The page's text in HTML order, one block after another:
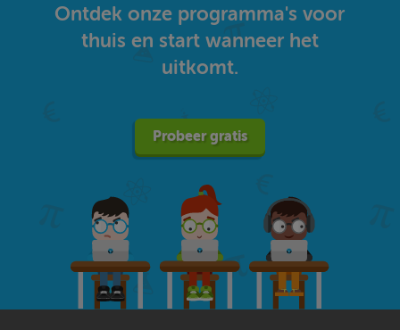
Ontdek onze programma's voor
thuis en start wanneer het
uitkomt.
Probeer gratis